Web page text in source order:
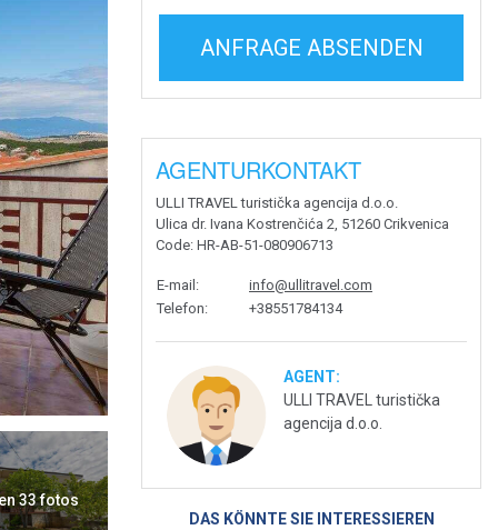
33 fotos
ANFRAGE ABSENDEN
AGENTURKONTAKT
ULLI TRAVEL turistička agencija d.o.o.
Ulica dr. Ivana Kostrenčića 2, 51260 Crikvenica
Code: HR-AB-51-080906713
E-mail :
info@ullitravel.com
Telefon: +38551784134
AGENT:
ULLI TRAVEL turistička
agencija d.o.o.
DAS KÖNNTE SIE INTERESSIEREN